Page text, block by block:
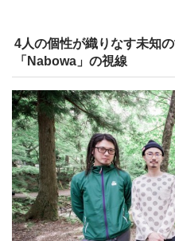
4人の個性が織りなす未知
「Nabowa」の視線